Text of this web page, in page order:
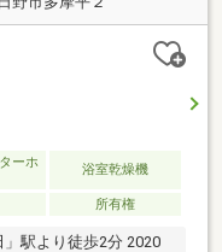
ーホ
浴室乾燥機
所有権
より徒歩2分 2020